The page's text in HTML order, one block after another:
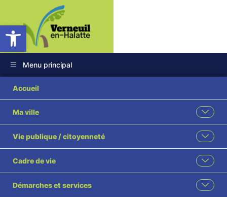
Ouvrir la barre d’outils
Menu principal
Accueil
Ma ville
Vie publique / citoyenneté
Cadre de vie
Démarches et services